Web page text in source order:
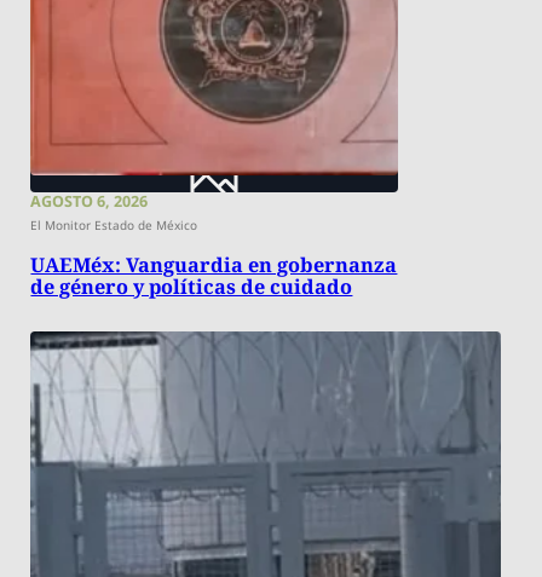
AGOSTO 6, 2026
El Monitor Estado de México
UAEMéx: Vanguardia en gobernanza
de género y políticas de cuidado